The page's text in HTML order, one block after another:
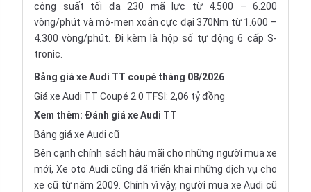
công suất tối đa 230 mã lực từ 4.500 – 6.200
vòng/phút và mô-men xoắn cực đại 370Nm từ 1.600 –
4.300 vòng/phút. Đi kèm là hộp số tự động 6 cấp S-
tronic.
Bảng giá xe Audi TT coupé tháng 08/2026
Giá xe Audi TT Coupé 2.0 TFSI: 2,06 tỷ đồng
Xem thêm: Đánh giá xe Audi TT
Bảng giá xe Audi cũ
Bên cạnh chính sách hậu mãi cho những người mua xe
mới, Xe oto Audi cũng đã triển khai những dịch vụ cho
xe cũ từ năm 2009. Chính vì vậy, người mua xe Audi cũ